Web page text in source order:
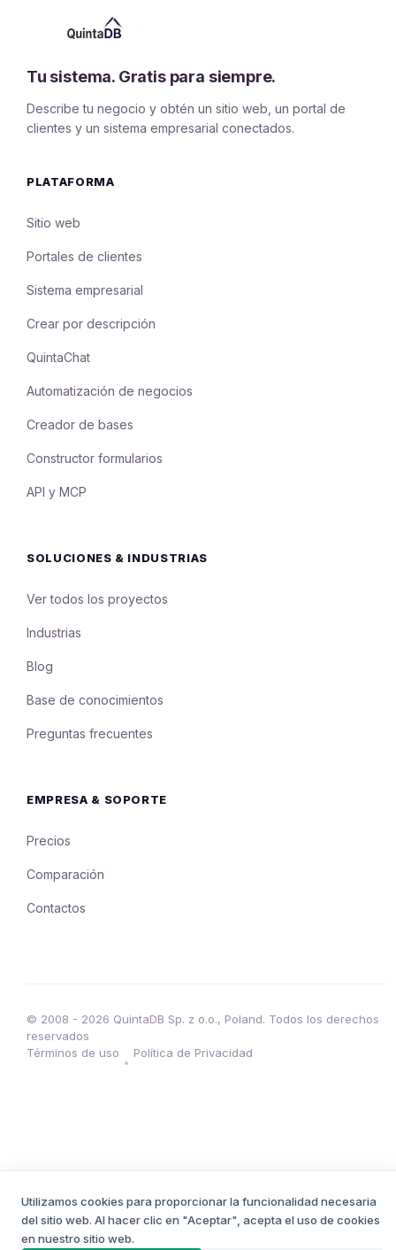
Tu sistema. Gratis para siempre.
Describe tu negocio y obtén un sitio web, un portal de
clientes y un sistema empresarial conectados.
PLATAFORMA
Sitio web
Portales de clientes
Sistema empresarial
Crear por descripción
QuintaChat
Automatización de negocios
Creador de bases
Constructor formularios
API y MCP
SOLUCIONES & INDUSTRIAS
Ver todos los proyectos
Industrias
Blog
Base de conocimientos
Preguntas frecuentes
EMPRESA & SOPORTE
Precios
Comparación
Contactos
© 2008 - 2026 QuintaDB Sp. z o.o., Poland. Todos los derechos
reservados
Términos de uso
•
Política de Privacidad
Utilizamos cookies para proporcionar la funcionalidad necesaria
del sitio web. Al hacer clic en "Aceptar", acepta el uso de cookies
en nuestro sitio web.